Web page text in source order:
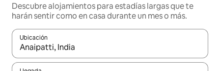
Descubre alojamientos para estadías largas que te
harán sentir como en casa durante un mes o más.
Ubicación
Cuando los resultados estén disponibles, navega con las